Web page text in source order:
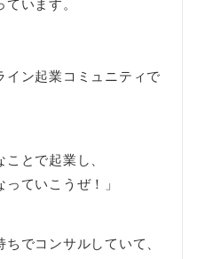
います。
イン起業コミュニティで
ことで起業し、
ていこうぜ！」
でコンサルしていて、